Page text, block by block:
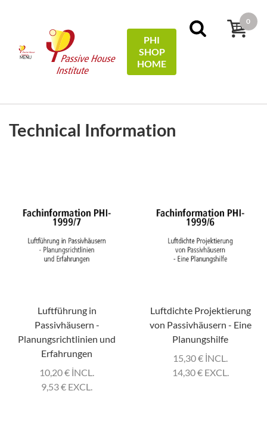
MENU
PHI
SHOP
HOME
0
Technical Information
Luftführung in
Passivhäusern -
Planungsrichtlinien und
Erfahrungen
10,20€ INCL.
9,53€ EXCL.
Luftdichte Projektierung
von Passivhäusern - Eine
Planungshilfe
15,30€ INCL.
14,30€EXCL.